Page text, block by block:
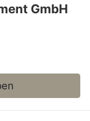
GmbH